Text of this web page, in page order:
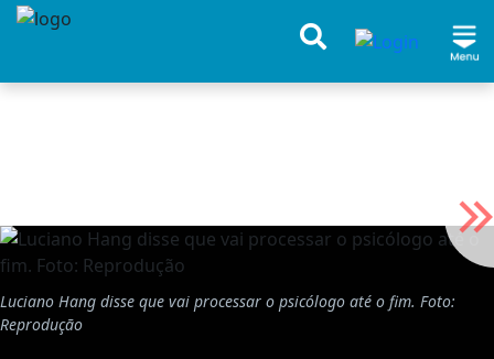
Luciano Hang disse que vai processar o psicólogo até o fim. Foto:
Reprodução